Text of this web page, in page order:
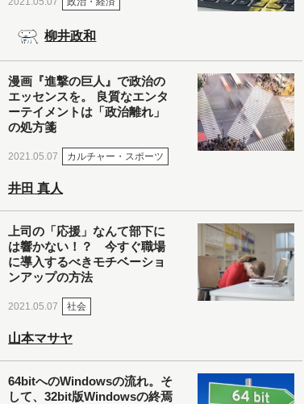
柳井政和
漫画『進撃の巨人』で政治の
エッセンスを。 良質なエンタ
ーテイメントは「政治離れ」
の処方箋
2021.05.07 カルチャー・スポーツ
井田 真人
上司の「応援」なんて部下に
は響かない！？ 今すぐ職場
に導入するべきモチベーショ
ンアップの方法
2021.05.07 社会
山本マサヤ
64bitへのWindowsの流れ。そ
して、32bit版Windowsの終焉